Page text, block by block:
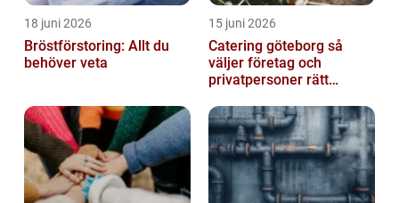
18 juni 2026
Bröstförstoring: Allt du
behöver veta
15 juni 2026
Catering göteborg så
väljer företag och
privatpersoner rätt